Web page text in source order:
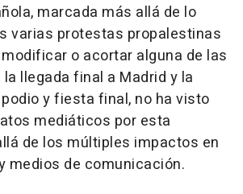
marcada más allá de lo
varias protestas propalestinas
o acortar alguna de las
llegada final a Madrid y la
y fiesta final, no ha visto
mediáticos por esta
de los múltiples impactos en
medios de comunicación.